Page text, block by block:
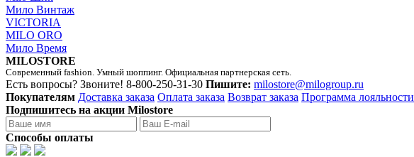
Мило Винтаж
VICTORIA
MILO ORO
Мило Время
MILOSTORE
Современный fashion. Умный шоппинг. Официальная партнерская сеть.
Есть вопросы? Звоните! 8-800-250-31-30 Пишите: milostore@milogroup.ru
Покупателям Доставка заказа Оплата заказа Возврат заказа Программа лояльности
Подпишитесь на акции Milostore
Способы оплаты